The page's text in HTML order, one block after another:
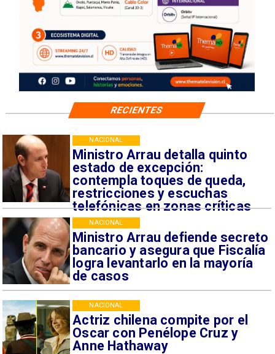
Ministro Arrau detalla quinto
estado de excepción:
contempla toques de queda,
restricciones y escuchas
telefónicas en zonas críticas
NACIONAL
Ministro Arrau defiende secreto
bancario y asegura que Fiscalía
logra levantarlo en la mayoría
de casos
NACIONAL
Actriz chilena compite por el
Oscar con Penélope Cruz y
Anne Hathaway
NACIONAL
RECIENTES